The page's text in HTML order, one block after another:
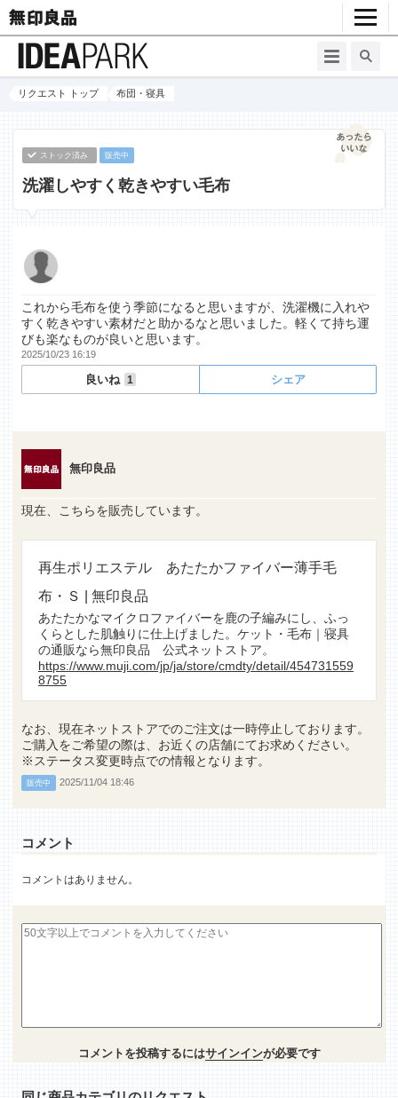
リクエスト トップ 布団・寝具
ストック済み 販売中
洗濯しやすく乾きやすい毛布
これから毛布を使う季節になると思いますが、洗濯機に入れや
すく乾きやすい素材だと助かるなと思いました。軽くて持ち運
びも楽なものが良いと思います。
2025/10/23 16:19
良いね 1 シェア
無印良品
現在、こちらを販売しています。
再生ポリエステル あたたかファイバー薄手毛
布・Ｓ | 無印良品
あたたかなマイクロファイバーを鹿の子編みにし、ふっ
くらとした肌触りに仕上げました。ケット・毛布｜寝具
の通販なら無印良品 公式ネットストア。
https://www.muji.com/jp/ja/store/cmdty/detail/454731559
8755
なお、現在ネットストアでのご注文は一時停止しております。
ご購入をご希望の際は、お近くの店舗にてお求めください。
※ステータス変更時点での情報となります。
販売中 2025/11/04 18:46
コメント
コメントはありません。
コメントを投稿するにはサインインが必要です